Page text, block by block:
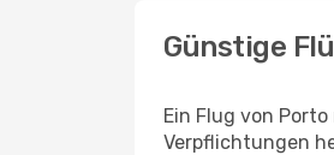
Günstige
Ein Flug von
Verpflichtungen